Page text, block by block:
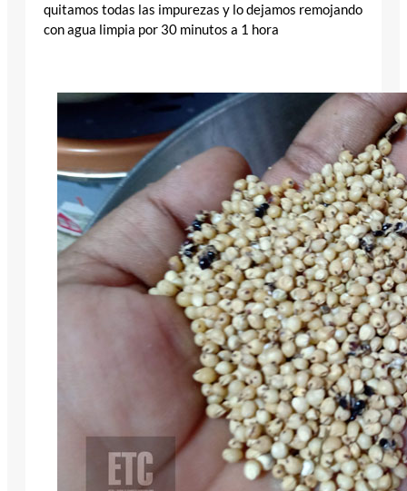
quitamos todas las impurezas y lo dejamos remojando
con agua limpia por 30 minutos a 1 hora